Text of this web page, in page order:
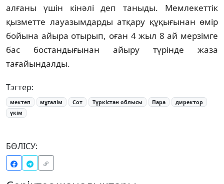
алғаны үшін кінәлі деп таныды. Мемлекеттік
қызметте лауазымдарды атқару құқығынан өмір
бойына айыра отырып, оған 4 жыл 8 ай мерзімге
бас бостандығынан айыру түрінде жаза
тағайындалды.
Тэгтер:
мектеп мұғалім Сот Түркістан облысы Пара
директор
үкім
БӨЛІСУ: